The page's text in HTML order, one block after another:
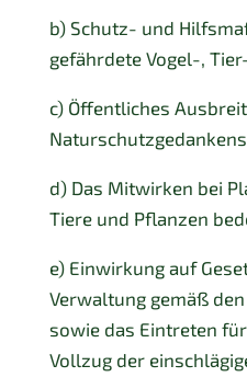
b) Schutz- und
gefährdete Vogel-,
c) Öffentliches
d) Das Mitwirken bei
Tiere und Pflanzen
e) Einwirkung auf
Verwaltung gemäß
sowie das Eintreten
Vollzug der